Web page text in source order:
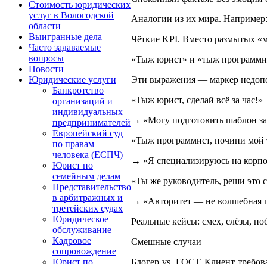
Стоимость юридических
услуг в Вологодской
области
Выигранные дела
Часто задаваемые
вопросы
Новости
Юридические услуги
Банкротство
организаций и
индивидуальных
предпринимателей
Европейский суд
по правам
человека (ЕСПЧ)
Юрист по
семейным делам
Представительство
в арбитражных и
третейских судах
Юридическое
обслуживание
Кадровое
сопровождение
Юрист по
Аналогии из их мира.
Чёткие KPI. Вместо размытых
«Тыж юрист» и «тыж
Эти выражения — маркер
«Тыж юрист, сделай всё за час!»
→ «Могу подготовить шаблон
«Тыж программист, почини мой
→ «Я специализируюсь на
«Ты же руководитель, реши это
→ «Авторитет — не волшебная
Реальные кейсы: смех, слёзы,
Смешные случаи
Блогер vs. ГОСТ. Клиент